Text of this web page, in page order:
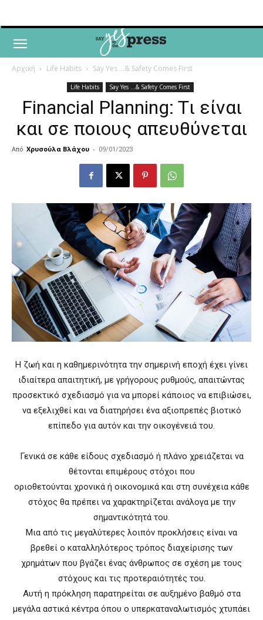
Αρχική Life Habits Say Yes ...& Safety Comes First
Life Habits Say Yes ...& Safety Comes First
Financial Planning: Tι είναι
και σε ποιους απευθύνεται
Από Χρυσούλα Βλάχου - 09/01/2023
Η ζωή και η καθημερινότητα την σημερινή εποχή έχει γίνει
ιδιαίτερα απαιτητική, με γρήγορους ρυθμούς, απαιτώντας
προσεκτικό σχεδιασμό για να μπορεί κάποιος να επιβιώσει,
να εξελιχθεί και να διατηρήσει ένα αξιοπρεπές βιοτικό
επίπεδο για αυτόν και την οικογένειά του.
Γενικά σε κάθε είδους σχεδιασμό ή πλάνο χρειάζεται να
θέτονται επιμέρους στόχοι που
οριοθετούνται χρονικά ή οικονομικά και στη συνέχεια κάθε
στόχος θα πρέπει να χαρακτηρίζεται ανάλογα με την
σημαντικότητά του.
Μια από τις μεγαλύτερες λοιπόν προκλήσεις είναι να
βρεθεί ο καταλληλότερος τρόπος διαχείρισης των
χρημάτων που βγάζει ένας άνθρωπος σε σχέση με τους
στόχους και τις προτεραιότητές του.
Αυτή η πρόκληση παρατηρείται σε αυξημένο βαθμό στα
μεγάλα αστικά κέντρα όπου ο υπερκαταναλωτισμός χτυπάει